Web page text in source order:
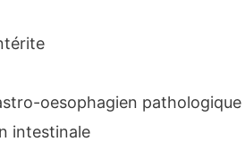
oesophagien pathologique
intestinale